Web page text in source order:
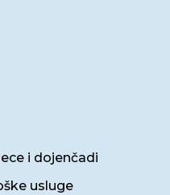
i dojenčadi
usluge